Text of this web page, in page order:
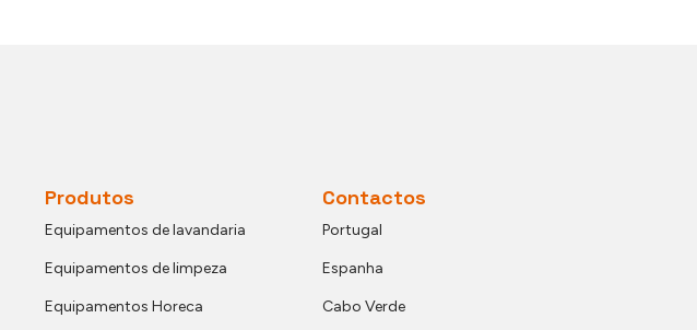
Produtos
Equipamentos de lavandaria
Equipamentos de limpeza
Equipamentos Horeca
Contactos
Portugal
Espanha
Cabo Verde